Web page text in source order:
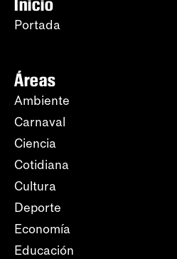
Portada
Áreas
Ambiente
Carnaval
Ciencia
Cotidiana
Cultura
Deporte
Economía
Educación